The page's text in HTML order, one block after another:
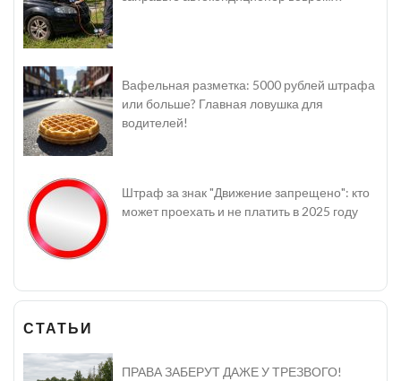
Вафельная разметка: 5000 рублей штрафа
или больше? Главная ловушка для
водителей!
Штраф за знак "Движение запрещено": кто
может проехать и не платить в 2025 году
СТАТЬИ
ПРАВА ЗАБЕРУТ ДАЖЕ У ТРЕЗВОГО!